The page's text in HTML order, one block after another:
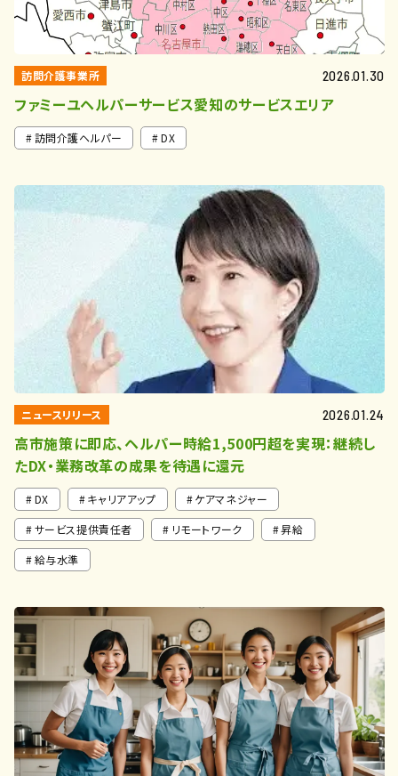
訪問介護事業所 2026.01.30
ファミーユヘルパーサービス愛知のサービスエリア
訪問介護ヘルパー DX
ニュースリリース 2026.01.24
高市施策に即応、ヘルパー時給1,500円超を実現：継続し
たDX・業務改革の成果を待遇に還元
DX キャリアアップ
ケアマネジャー
サービス提供責任者
リモートワーク
昇給
給与水準